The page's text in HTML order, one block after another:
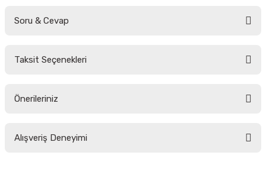
Soru & Cevap
Taksit Seçenekleri
Önerileriniz
yetersiz gördüğünüz noktaları öneri formunu kullanarak tarafımıza
Alışveriş Deneyimi